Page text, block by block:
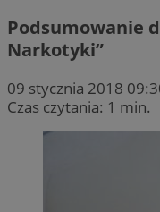
Podsumowanie
Narkotyki”
09 stycznia 2018
Czas czytania: 1 min.